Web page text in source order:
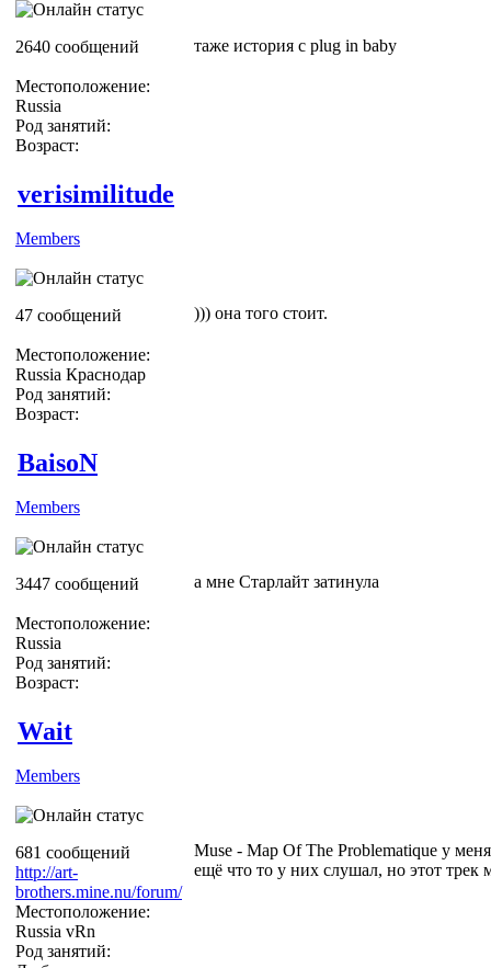
2640 сообщений
Местоположение:
Russia
Род занятий:
Возраст:
таже история с plug in baby
verisimilitude
Members
47 сообщений
Местоположение:
Russia Краснодар
Род занятий:
Возраст:
))) она того стоит.
BaisoN
Members
3447 сообщений
Местоположение:
Russia
Род занятий:
Возраст:
а мне Старлайт затинула
Wait
Members
681 сообщений
http://art-
brothers.mine.nu/forum/
Местоположение:
Russia vRn
Род занятий:
Muse - Map Of The Problematique у
ещё что то у них слушал, но этот трек